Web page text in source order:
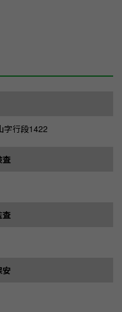
字行段1422
査
査
安